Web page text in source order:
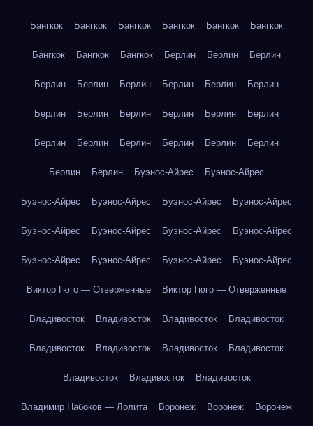
Бангкок Бангкок Бангкок Бангкок Бангкок Бангкок
Бангкок Бангкок Бангкок Берлин Берлин Берлин
Берлин Берлин Берлин Берлин Берлин Берлин
Берлин Берлин Берлин Берлин Берлин Берлин
Берлин Берлин Берлин Берлин Берлин Берлин
Берлин Берлин Буэнос-Айрес Буэнос-Айрес
Буэнос-Айрес Буэнос-Айрес Буэнос-Айрес Буэнос-Айрес
Буэнос-Айрес Буэнос-Айрес Буэнос-Айрес Буэнос-Айрес
Буэнос-Айрес Буэнос-Айрес Буэнос-Айрес Буэнос-Айрес
Виктор Гюго — Отверженные Виктор Гюго — Отверженные
Владивосток Владивосток Владивосток Владивосток
Владивосток Владивосток Владивосток Владивосток
Владивосток Владивосток Владивосток
Владимир Набоков — Лолита Воронеж Воронеж Воронеж